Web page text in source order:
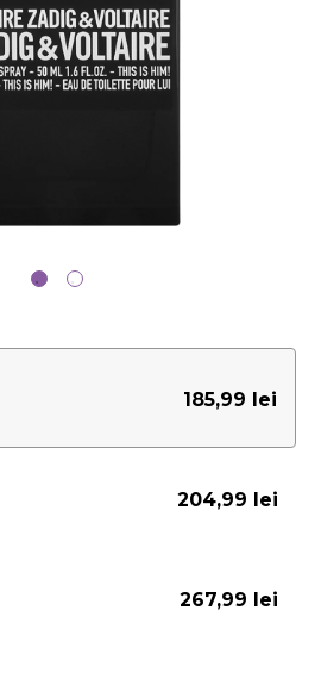
185,99 lei
204,99 lei
267,99 lei